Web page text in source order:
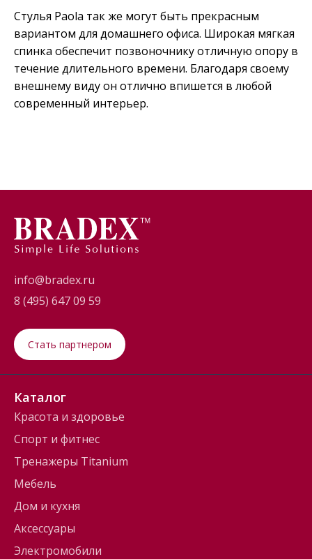
Стулья Paola так же могут быть прекрасным
вариантом для домашнего офиса. Широкая мягкая
спинка обеспечит позвоночнику отличную опору в
течение длительного времени. Благодаря своему
внешнему виду он отлично впишется в любой
современный интерьер.
info@bradex.ru
8 (495) 647 09 59
Стать партнером
Каталог
Красота и здоровье
Спорт и фитнес
Тренажеры Titanium
Мебель
Дом и кухня
Аксессуары
Электромобили